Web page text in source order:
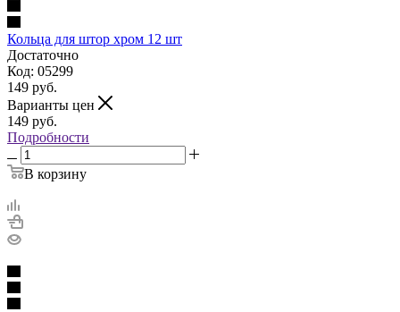
Кольца для штор хром 12 шт
Достаточно
Код: 05299
149 руб.
Варианты цен
149 руб.
Подробности
В корзину